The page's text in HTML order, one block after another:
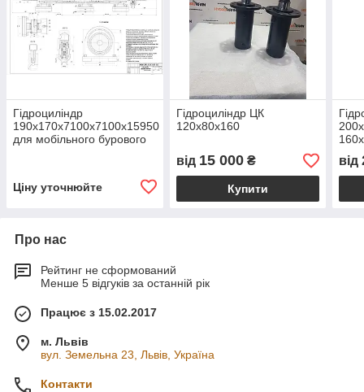
Гідроциліндр
190х170х7100х7100х15950
для мобільного бурового
Ціну уточнюйте
Гідроциліндр ЦК
120х80х160
від 15 000₴
Купити
від
Про нас
Рейтинг не сформований
Менше 5 відгуків за останній рік
Працює з 15.02.2017
м. Львів
вул. Земельна 23, Львів, Україна
Контакти